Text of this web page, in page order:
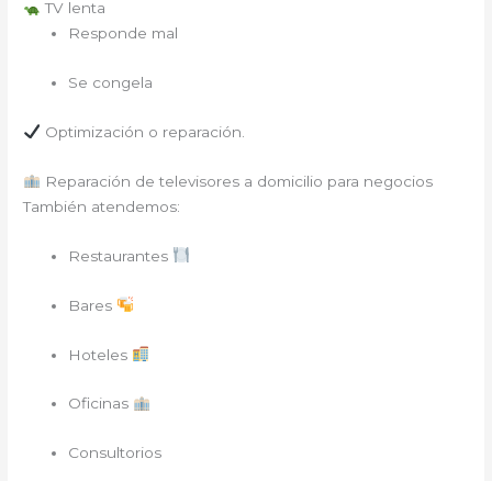
TV lenta
Responde mal
Se congela
Optimización o reparación.
Reparación de televisores a domicilio para negocios
También atendemos:
Restaurantes
Bares
Hoteles
Oficinas
Consultorios